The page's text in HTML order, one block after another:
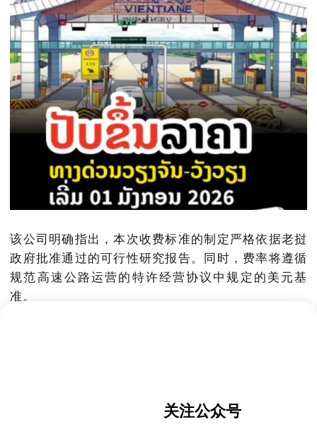
该公司明确指出，本次收费标准的制定严格依据老挝
政府批准通过的可行性研究报告。同时，费率将遵循
规范高速公路运营的特许经营协议中规定的美元基
准。
运营方同时确认，老挝基普与美元的兑换汇率将保持
关注公众号